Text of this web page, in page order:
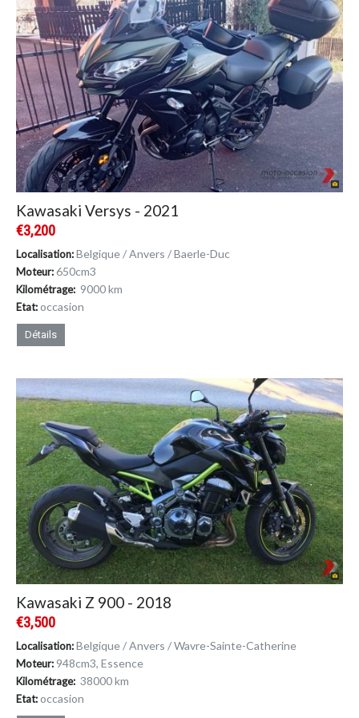
Kawasaki Versys - 2021
€3,200
Localisation:Belgique / Anvers / Baerle-Duc
Moteur:650cm3
Kilométrage: 9000 km
Etat:occasion
Détails
Kawasaki Z 900 - 2018
€3,500
Localisation:Belgique / Anvers / Wavre-Sainte-Catherine
Moteur: 948cm3, Essence
Kilométrage: 38000 km
Etat:occasion